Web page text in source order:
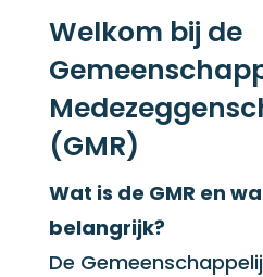
Welkom bij de
(GMR)
Wat is de GMR en
belangrijk?
De